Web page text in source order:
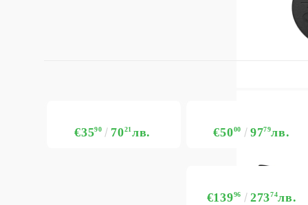
€3590 7021лв. €5000 9779лв.
€13996 27374лв.